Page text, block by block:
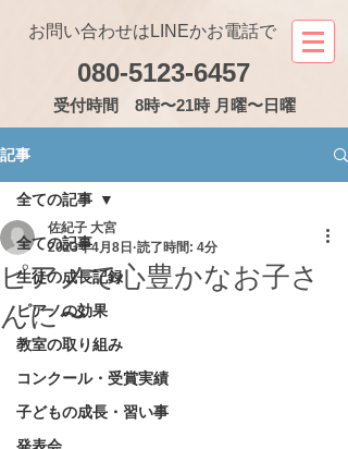
080-5123-6457
お問い合わせはLINEかお電話で
受付時間 8時〜21時 月曜〜日曜
記事
全ての記事
生徒の成長記録
ピアノの効果
教室の取り組み
コンクール・受賞実績
子どもの成長・習い事
全ての記事
ピアノで心豊かなお子さ
んに〜
佐紀子 大宮
2023年4月8日 読了時間: 4分